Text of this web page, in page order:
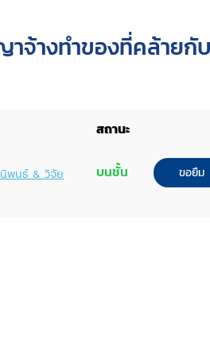
จ้างทำของที่คล้ายกับ
สถานะ
พนธ์ & วิจัย บนชั้น ขอยืม